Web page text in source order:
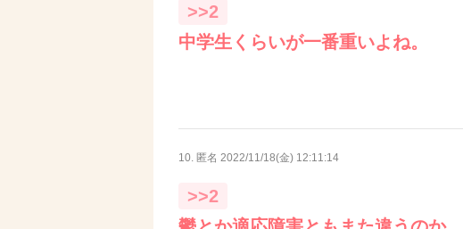
>>2
中学生くらいが一番重いよね。
10. 匿名 2022/11/18(金) 12:11:14
>>2